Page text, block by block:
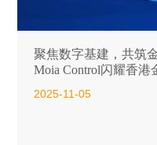
聚焦数字基建，共筑
Moia Control闪耀香港
2025-11-05